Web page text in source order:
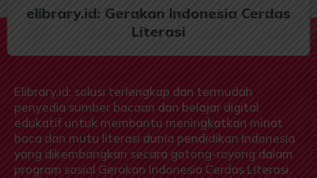
elibrary.id: Gerakan Indonesia Cerdas
Literasi
Elibrary.id: solusi terlengkap dan termudah
penyedia sumber bacaan dan belajar digital
edukatif untuk membantu meningkatkan minat
baca dan mutu literasi dunia pendidikan Indonesia
yang dikembangkan secara gotong-royong dalam
program sosial Gerakan Indonesia Cerdas Literasi.